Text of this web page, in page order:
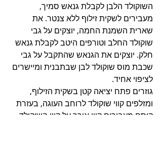
השוקולד הלבן לקבלת גנאש סמיך,
מעבירים לשקית זילוף ללא צנטר. את
שארית השמנת החמה, יוצקים על גבי
שוקולד החלב וטורפים היטב לקבלת גנאש
חלק. יוצקים את הגנאש שהתקבל על גבי
שכבת מוס שוקולד לבן שבתבנית ומיישרים
לציפוי אחיד.
גוזרים פתח יציאה קטן בשקית הזילוף,
ומזלפים קווי שוקולד לרוחב העוגה, בעזרת
קיסם מעבירים קווי אורך על קווי השוקולד